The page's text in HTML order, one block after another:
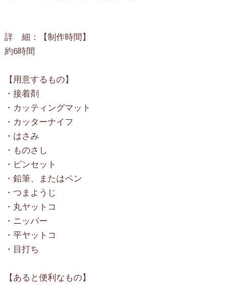
詳 細：【制作時間】
約6時間
【用意するもの】
・接着剤
・カッティングマット
・カッターナイフ
・はさみ
・ものさし
・ピンセット
・鉛筆、またはペン
・つまようじ
・丸ヤットコ
・ニッパー
・平ヤットコ
・目打ち
【あると便利なもの】